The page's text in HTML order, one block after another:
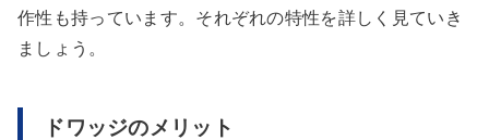
作性も持っています。それぞれの特性を詳しく見ていき
ましょう。
ドワッジのメリット